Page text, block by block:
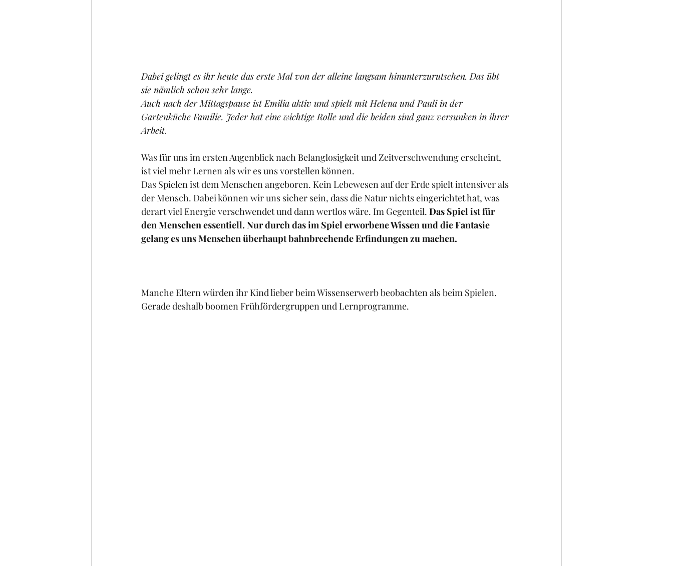
Dabei gelingt es ihr heute das erste Mal von der alleine langsam hinunterzurutschen. Das übt
sie nämlich schon sehr lange.
Auch nach der Mittagspause ist Emilia aktiv und spielt mit Helena und Pauli in der
Gartenküche Familie. Jeder hat eine wichtige Rolle und die beiden sind ganz versunken in ihrer
Arbeit.
Was für uns im ersten Augenblick nach Belanglosigkeit und Zeitverschwendung erscheint,
ist viel mehr Lernen als wir es uns vorstellen können.
Das Spielen ist dem Menschen angeboren. Kein Lebewesen auf der Erde spielt intensiver als
der Mensch. Dabei können wir uns sicher sein, dass die Natur nichts eingerichtet hat, was
derart viel Energie verschwendet und dann wertlos wäre. Im Gegenteil. Das Spiel ist für
den Menschen essentiell. Nur durch das im Spiel erworbene Wissen und die Fantasie
gelang es uns Menschen überhaupt bahnbrechende Erfindungen zu machen.
Manche Eltern würden ihr Kind lieber beim Wissenserwerb beobachten als beim Spielen.
Gerade deshalb boomen Frühfördergruppen und Lernprogramme.